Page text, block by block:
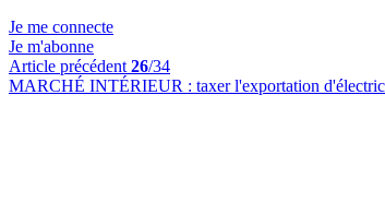
Je me connecte
Je m'abonne
Article précédent 26/34
MARCHÉ INTÉRIEUR : taxer l'exportation